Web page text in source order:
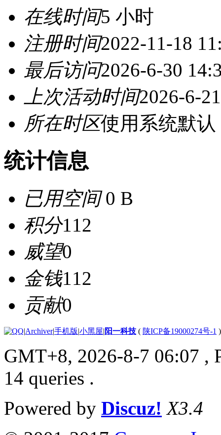
在线时间5 小时
注册时间2022-11-18
最后访问2026-6-30
上次活动时间2026-6-
所在时区使用系统默认
统计信息
已用空间0 B
积分112
威望0
金钱112
贡献0
|Archiver|手机版|小黑屋| 阳一科技 ( 陕ICP备19000274号-1 )
GMT+8, 2026-8-7 06:07 ,
14 queries .
Powered by Discuz! X3.4